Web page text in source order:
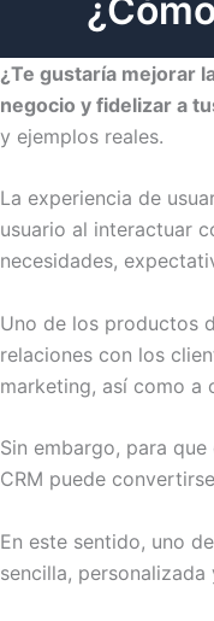
¿Te gustaría mejorar
negocio y fidelizar a
y ejemplos reales.
La experiencia de
usuario al interactuar
necesidades,
Uno de los productos
relaciones con los
marketing, así como a
Sin embargo, para
CRM puede
En este sentido, uno
sencilla, personalizada